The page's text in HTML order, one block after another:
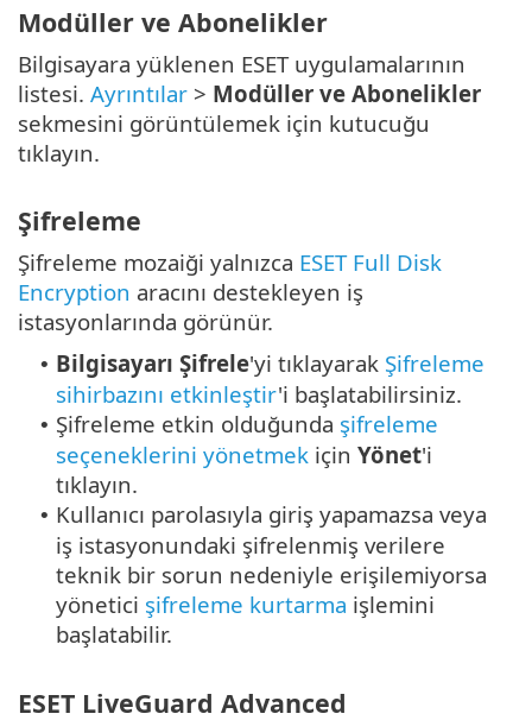
Modüller ve Abonelikler
Bilgisayara yüklenen ESET uygulamalarının
listesi. Ayrıntılar > Modüller ve Abonelikler
sekmesini görüntülemek için kutucuğu
tıklayın.
Şifreleme
Şifreleme mozaiği yalnızca ESET Full Disk
Encryption aracını destekleyen iş
istasyonlarında görünür.
• Bilgisayarı Şifrele'yi tıklayarak Şifreleme
sihirbazını etkinleştir'i başlatabilirsiniz.
• Şifreleme etkin olduğunda şifreleme
seçeneklerini yönetmek için Yönet'i
tıklayın.
• Kullanıcı parolasıyla giriş yapamazsa veya
iş istasyonundaki şifrelenmiş verilere
teknik bir sorun nedeniyle erişilemiyorsa
yönetici şifreleme kurtarma işlemini
başlatabilir.
ESET LiveGuard Advanced